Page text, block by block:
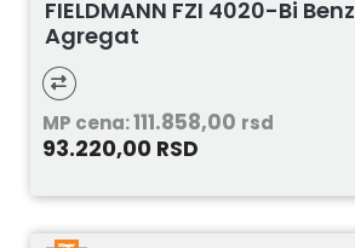
FIELDMANN FZI 4020-Bi
Agregat
MP cena:111.858,00 rsd
93.220,00 RSD